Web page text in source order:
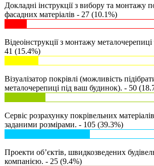
Докладні інструкції з вибору та монтажу
фасадних матеріалів - 27 (10.1%)
Відеоінструкції з монтажу
41 (15.4%)
Візуалізатор покрівлі (можливість
металочерепиці під ваш будинок). - 50
Сервіс розрахунку покрівельних
заданими розмірами. - 105 (39.3%)
Проекти об’єктів, швидкозведених
компанією. - 25 (9.4%)